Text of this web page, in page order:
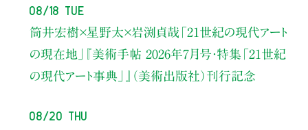
08/18 Tue
筒井宏樹×星野太×岩渕貞哉 「21世紀の現代アート
の現在地」
『美術手帖 2026年7月号・特集「21世紀
の現代アート事典」』（美術出版社）刊行記念
08/20 Thu